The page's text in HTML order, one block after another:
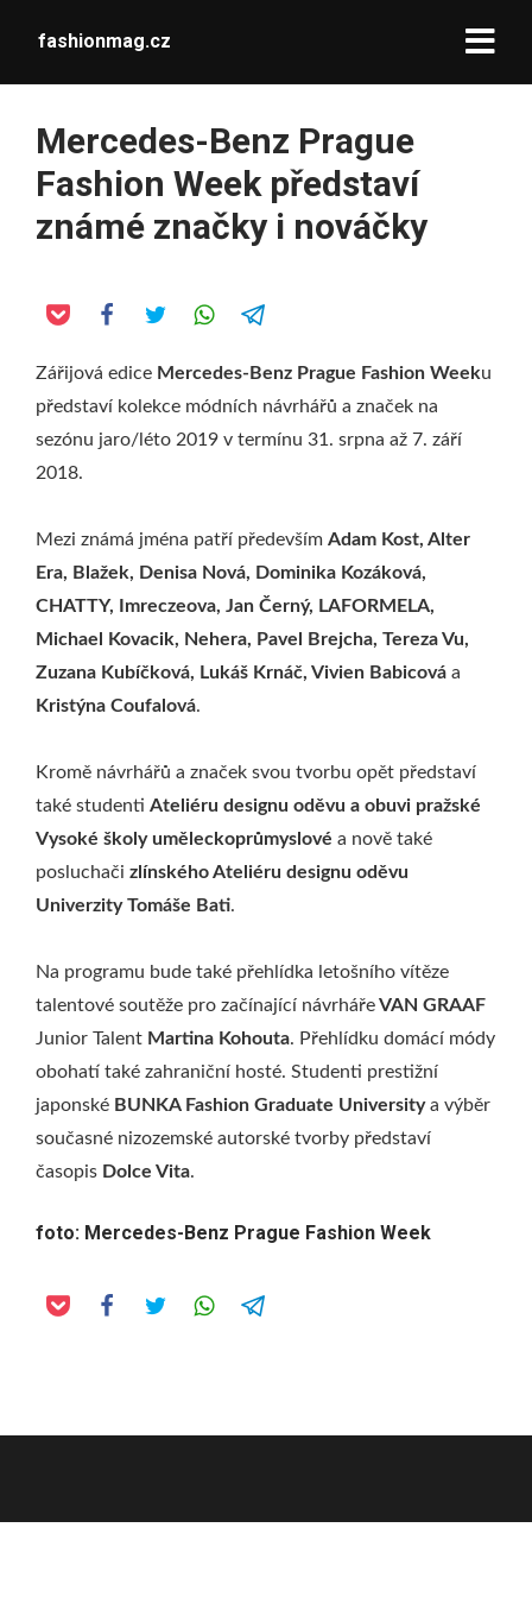
fashionmag.cz
Mercedes-Benz Prague
Fashion Week představí
známé značky i nováčky
Zářijová edice Mercedes-Benz Prague Fashion Weeku
představí kolekce módních návrhářů a značek na
sezónu jaro/léto 2019 v termínu 31. srpna až 7. září
2018.
Mezi známá jména patří především Adam Kost, Alter
Era, Blažek, Denisa Nová, Dominika Kozáková,
CHATTY, Imreczeova, Jan Černý, LAFORMELA,
Michael Kovacik, Nehera, Pavel Brejcha, Tereza Vu,
Zuzana Kubíčková, Lukáš Krnáč, Vivien Babicová a
Kristýna Coufalová.
Kromě návrhářů a značek svou tvorbu opět představí
také studenti Ateliéru designu oděvu a obuvi pražské
Vysoké školy uměleckoprůmyslové a nově také
posluchači zlínského Ateliéru designu oděvu
Univerzity Tomáše Bati.
Na programu bude také přehlídka letošního vítěze
talentové soutěže pro začínající návrhářeVAN GRAAF
Junior Talent Martina Kohouta. Přehlídku domácí módy
obohatí také zahraniční hosté. Studenti prestižní
japonské BUNKA Fashion Graduate Universitya výběr
současné nizozemské autorské tvorby představí
časopis Dolce Vita.
foto: Mercedes-Benz Prague Fashion Week